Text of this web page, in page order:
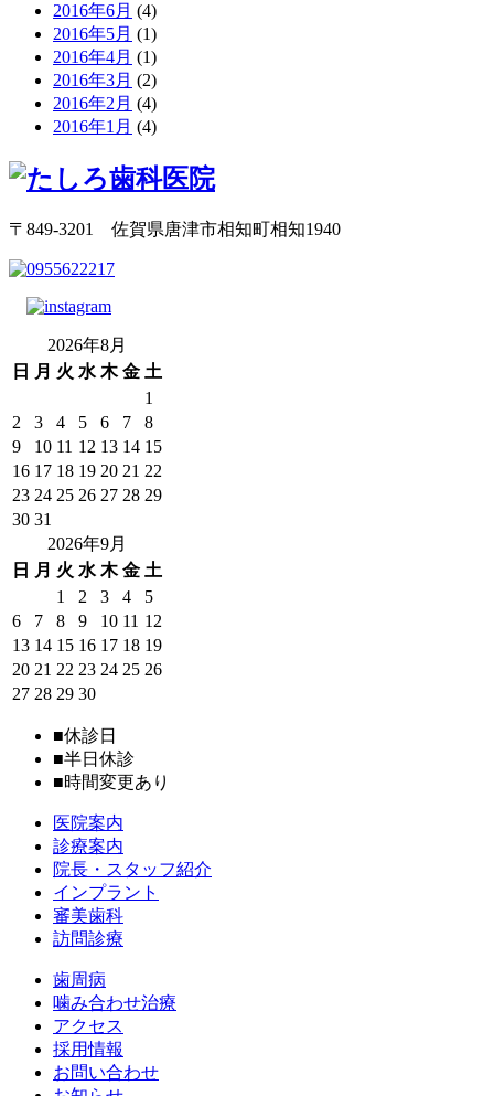
2016年6月 (4)
2016年5月 (1)
2016年4月 (1)
2016年3月 (2)
2016年2月 (4)
2016年1月 (4)
〒849-3201 佐賀県唐津市相知町相知1940
2026年8月
日
月 火 水 木 金 土
1
2
3 4 5 6 7
8
9
10 11 12 13 14 15
16 17 18 19 20 21 22
23 24 25 26 27 28 29
30 31
2026年9月
日
月 火 水 木 金 土
1
2 3 4
5
6
7 8 9 10 11 12
13 14 15 16 17 18 19
20 21 22 23 24 25 26
27 28 29 30
■休診日
■半日休診
■時間変更あり
医院案内
診療案内
院長・スタッフ紹介
インプラント
審美歯科
訪問診療
歯周病
噛み合わせ治療
アクセス
採用情報
お問い合わせ